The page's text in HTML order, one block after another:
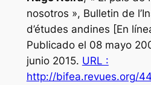
nosotros », Bulletin de
d’études andines [En
Publicado el 08 mayo
junio 2015. URL :
http://bifea.revues.org/